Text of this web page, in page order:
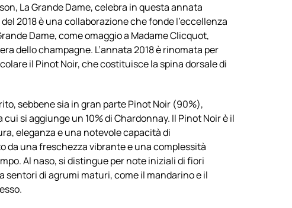
La Grande Dame, celebra in questa annata
2018 è una collaborazione che fonde l’eccellenza
Dame, come omaggio a Madame Clicquot,
dello champagne. L’annata 2018 è rinomata per
il Pinot Noir, che costituisce la spina dorsale di
sebbene sia in gran parte Pinot Noir (90%),
si aggiunge un 10% di Chardonnay. Il Pinot Noir è il
eleganza e una notevole capacità di
da una freschezza vibrante e una complessità
Al naso, si distingue per note iniziali di fiori
sentori di agrumi maturi, come il mandarino e il